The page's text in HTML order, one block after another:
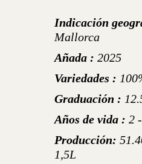
Indicación
Mallorca
Añada : 2025
Variedades :
Graduación :
Años de vida : 2
Producción:
1,5L